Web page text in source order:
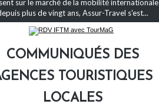
sur le marché de la mobilité internationale
plus de vingt ans, Assur-Travel s'est...
COMMUNIQUÉS DES
TOURISTIQUES
LOCALES